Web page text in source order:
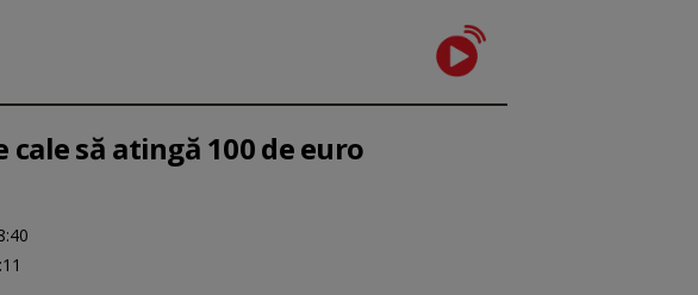
să atingă 100 de euro